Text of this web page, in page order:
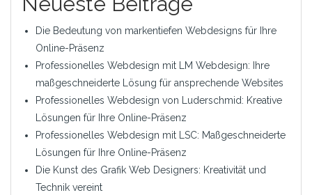
Die Bedeutung von markentiefen Webdesigns für Ihre
Online-Präsenz
Professionelles Webdesign mit LM Webdesign: Ihre
maßgeschneiderte Lösung für ansprechende Websites
Professionelles Webdesign von Luderschmid: Kreative
Lösungen für Ihre Online-Präsenz
Professionelles Webdesign mit LSC: Maßgeschneiderte
Lösungen für Ihre Online-Präsenz
Die Kunst des Grafik Web Designers: Kreativität und
Technik vereint